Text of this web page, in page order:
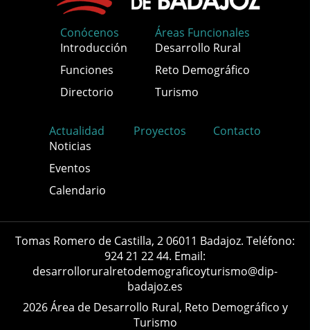
Conócenos
Introducción
Funciones
Directorio
Áreas Funcionales
Desarrollo Rural
Reto Demográfico
Turismo
Actualidad
Noticias
Eventos
Calendario
Proyectos Contacto
Tomas Romero de Castilla, 2 06011 Badajoz. Teléfono:
924 21 22 44. Email:
desarrolloruralretodemograficoyturismo@dip-
badajoz.es
2026 Área de Desarrollo Rural, Reto Demográfico y
Turismo